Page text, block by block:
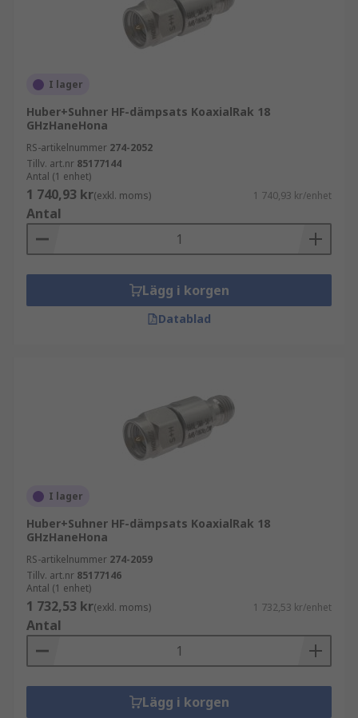
I lager
Huber+Suhner HF-dämpsats KoaxialRak 18
GHzHaneHona
RS-artikelnummer 274-2052
Tillv. art.nr 85177144
Antal (1 enhet)
1 740,93 kr(exkl. moms) 1 740,93 kr/enhet
Antal
Lägg i korgen
Datablad
I lager
Huber+Suhner HF-dämpsats KoaxialRak 18
GHzHaneHona
RS-artikelnummer 274-2059
Tillv. art.nr 85177146
Antal (1 enhet)
1 732,53 kr(exkl. moms) 1 732,53 kr/enhet
Antal
Lägg i korgen